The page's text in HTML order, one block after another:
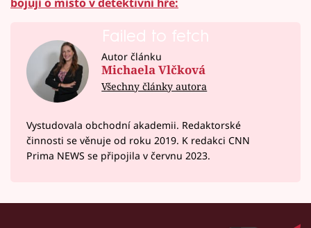
Failed to fetch
Autor článku
Michaela Vlčková
Všechny články autora
Vystudovala obchodní akademii. Redaktorské
činnosti se věnuje od roku 2019. K redakci CNN
Prima NEWS se připojila v červnu 2023.